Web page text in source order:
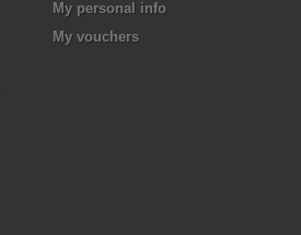
My personal info
My vouchers